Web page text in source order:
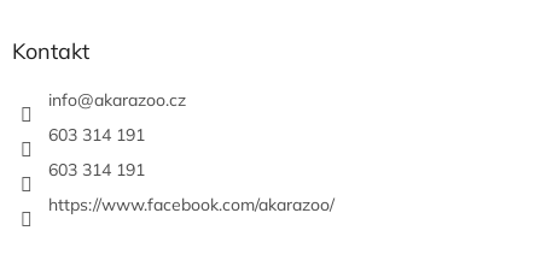
Kontakt
info@akarazoo.cz
603 314 191
603 314 191
https://www.facebook.com/akarazoo/